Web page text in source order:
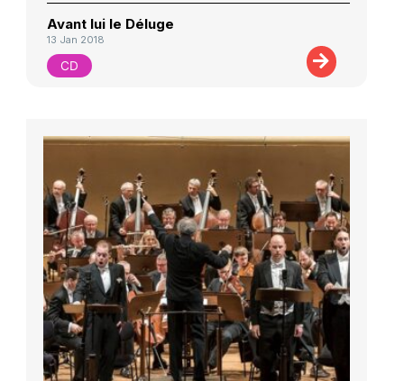
Avant lui le Déluge
13 Jan 2018
CD